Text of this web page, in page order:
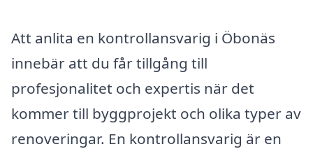
Att anlita en kontrollansvarig i Öbonäs
innebär att du får tillgång till
profesjonalitet och expertis när det
kommer till byggprojekt och olika typer av
renoveringar. En kontrollansvarig är en